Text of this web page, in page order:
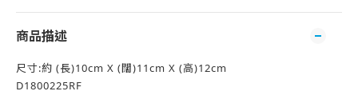
商品描述
尺寸:約 (長)10cm X (闊)11cm X (高)12cm
D1800225RF